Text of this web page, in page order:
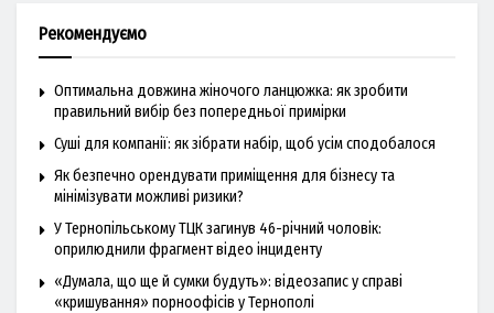
Рекомендуємо
Оптимальна довжина жіночого ланцюжка: як зробити
правильний вибір без попередньої примірки
Суші для компанії: як зібрати набір, щоб усім сподобалося
Як безпечно орендувати приміщення для бізнесу та
мінімізувати можливі ризики?
У Тернопільському ТЦК загинув 46-річний чоловік:
оприлюднили фрагмент відео інциденту
«Думала, що ще й сумки будуть»: відеозапис у справі
«кришування» порноофісів у Тернополі